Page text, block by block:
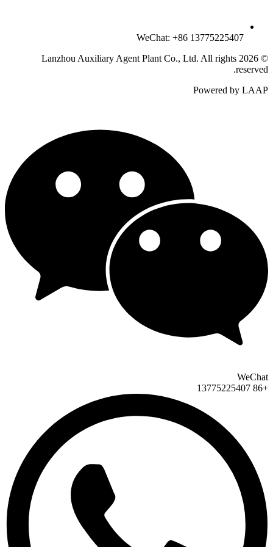
WeChat: +86 13775225407
© 2026 Lanzhou Auxiliary Agent Plant Co., Ltd. All rights
reserved.
Powered by LAAP
WeChat
+86 13775225407